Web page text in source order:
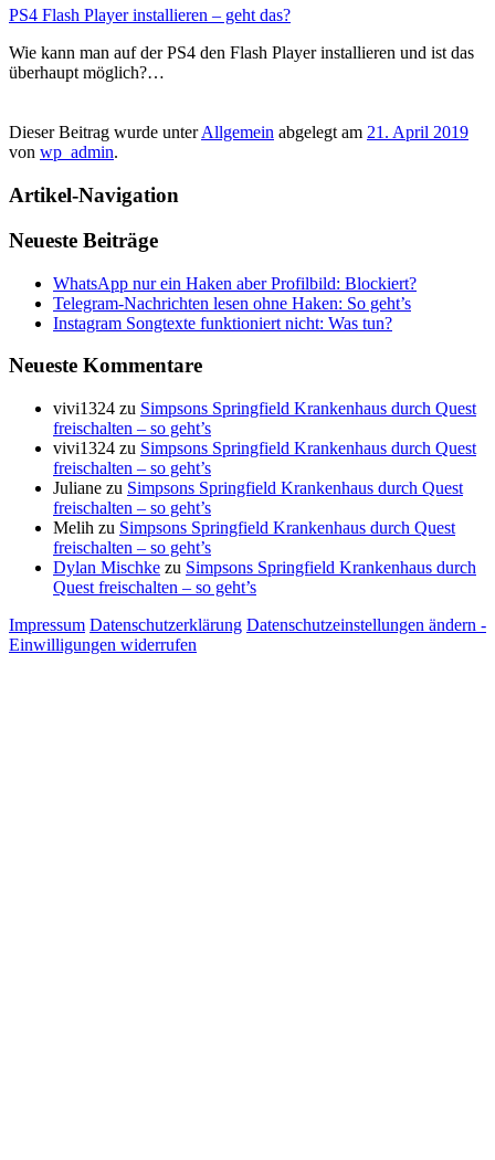
PS4 Flash Player installieren – geht das?
Wie kann man auf der PS4 den Flash Player installieren und ist das
überhaupt möglich?…
Dieser Beitrag wurde unterAllgemein abgelegt am 21. April 2019
von wp_admin.
Artikel-Navigation
Neueste Beiträge
WhatsApp nur ein Haken aber Profilbild: Blockiert?
Telegram-Nachrichten lesen ohne Haken: So geht’s
Instagram Songtexte funktioniert nicht: Was tun?
Neueste Kommentare
vivi1324 zu Simpsons Springfield Krankenhaus durch Quest
freischalten – so geht’s
vivi1324 zu Simpsons Springfield Krankenhaus durch Quest
freischalten – so geht’s
Juliane zu Simpsons Springfield Krankenhaus durch Quest
freischalten – so geht’s
Melih zu Simpsons Springfield Krankenhaus durch Quest
freischalten – so geht’s
Dylan Mischke zu Simpsons Springfield Krankenhaus durch
Quest freischalten – so geht’s
Impressum Datenschutzerklärung Datenschutzeinstellungen ändern -
Einwilligungen widerrufen